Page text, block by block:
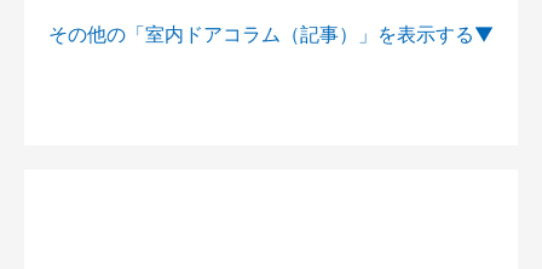
その他の「室内ドアコラム（記事）」を